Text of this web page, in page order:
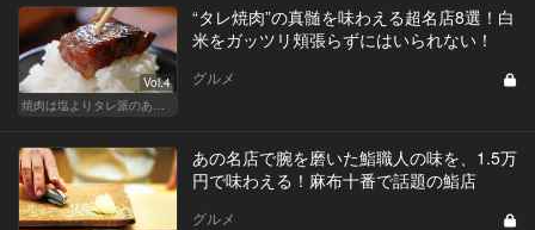
Vol.4
“タレ焼肉”の真髄を味わえる超名店8選！白
米をガッツリ頬張らずにはいられない！
グルメ
あの名店で腕を磨いた鮨職人の味を、1.5万
円で味わえる！麻布十番で話題の鮨店
グルメ